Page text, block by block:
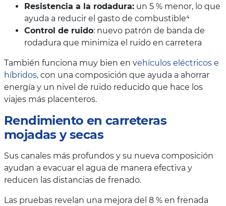
Resistencia a la rodadura: un 5 % menor, lo que
ayuda a reducir el gasto de combustible⁴
Control de ruido: nuevo patrón de banda de
rodadura que minimiza el ruido en carretera
También funciona muy bien en vehículos eléctricos e
híbridos, con una composición que ayuda a ahorrar
energía y un nivel de ruido reducido que hace los
viajes más placenteros.
Rendimiento en carreteras
mojadas y secas
Sus canales más profundos y su nueva composición
ayudan a evacuar el agua de manera efectiva y
reducen las distancias de frenado.
Las pruebas revelan una mejora del 8 % en frenada